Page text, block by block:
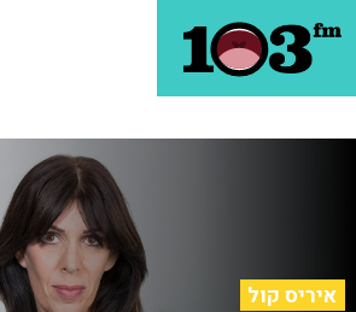
איריס קול